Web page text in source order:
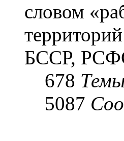
словом
БССР,
678 Темы
5087